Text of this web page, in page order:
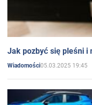
Jak pozbyć się pleśni i
Wiadomości05.03.2025 19:45